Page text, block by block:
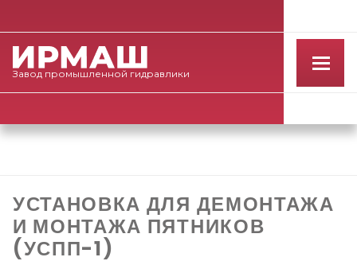
Завод промышленной гидравлики
УСТАНОВКА ДЛЯ ДЕМОНТАЖА
И МОНТАЖА ПЯТНИКОВ
(УСПП-1)